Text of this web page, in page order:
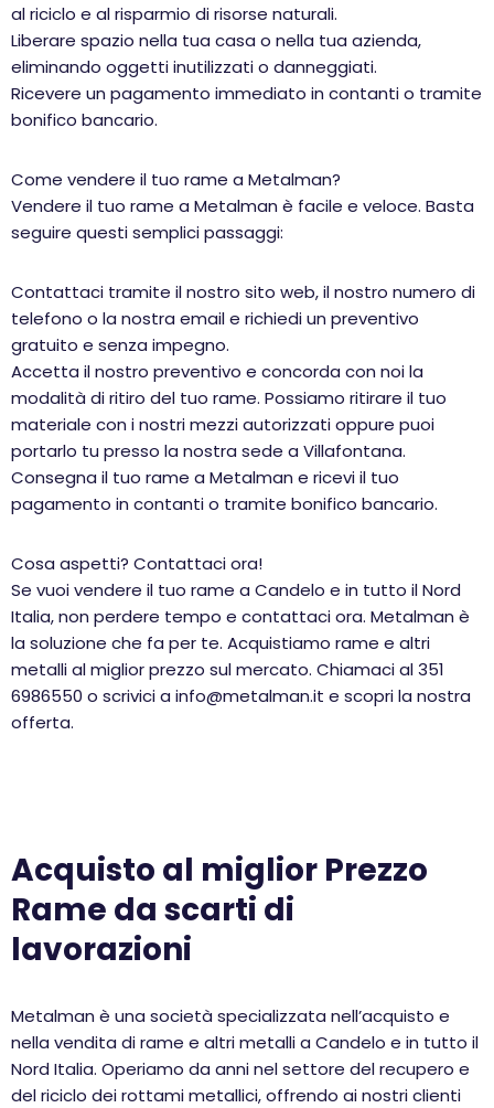
al riciclo e al risparmio di risorse naturali.
Liberare spazio nella tua casa o nella tua azienda,
eliminando oggetti inutilizzati o danneggiati.
Ricevere un pagamento immediato in contanti o tramite
bonifico bancario.
Come vendere il tuo rame a Metalman?
Vendere il tuo rame a Metalman è facile e veloce. Basta
seguire questi semplici passaggi:
Contattaci tramite il nostro sito web, il nostro numero di
telefono o la nostra email e richiedi un preventivo
gratuito e senza impegno.
Accetta il nostro preventivo e concorda con noi la
modalità di ritiro del tuo rame. Possiamo ritirare il tuo
materiale con i nostri mezzi autorizzati oppure puoi
portarlo tu presso la nostra sede a Villafontana.
Consegna il tuo rame a Metalman e ricevi il tuo
pagamento in contanti o tramite bonifico bancario.
Cosa aspetti? Contattaci ora!
Se vuoi vendere il tuo rame a Candelo e in tutto il Nord
Italia, non perdere tempo e contattaci ora. Metalman è
la soluzione che fa per te. Acquistiamo rame e altri
metalli al miglior prezzo sul mercato. Chiamaci al 351
6986550 o scrivici a info@metalman.it e scopri la nostra
offerta.
Acquisto al miglior Prezzo
Rame da scarti di
lavorazioni
Metalman è una società specializzata nell’acquisto e
nella vendita di rame e altri metalli a Candelo e in tutto il
Nord Italia. Operiamo da anni nel settore del recupero e
del riciclo dei rottami metallici, offrendo ai nostri clienti